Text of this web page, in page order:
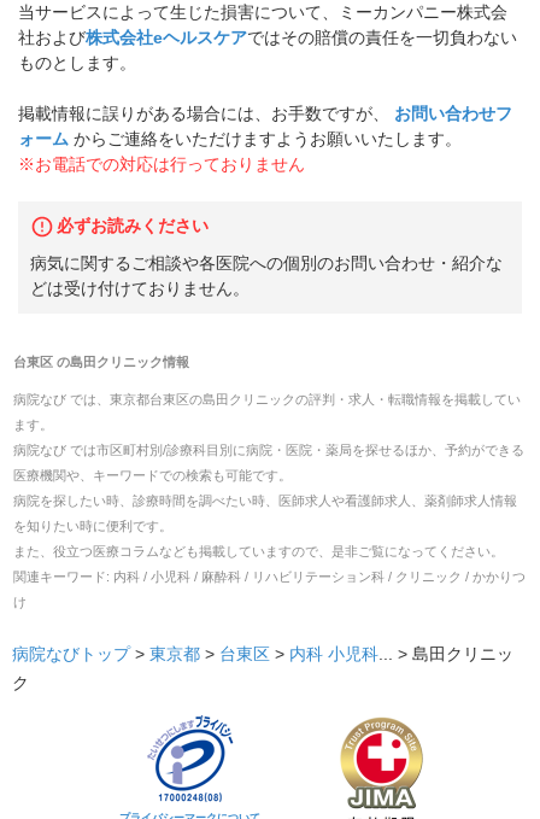
当サービスによって生じた損害について、ミーカンパニー株式会
社および株式会社eヘルスケアではその賠償の責任を一切負わない
ものとします。
掲載情報に誤りがある場合には、お手数ですが、
お問い合わせフ
ォーム からご連絡をいただけますようお願いいたします。
※お電話での対応は行っておりません
必ずお読みください
病気に関するご相談や各医院への個別のお問い合わせ・紹介な
どは受け付けておりません。
台東区の島田クリニック情報
病院なび では、 東京都台東区の島田クリニックの評判・求人・転職情報を掲載してい
ます。
病院なび では市区町村別/診療科目別に病院・医院・薬局を探せるほか、予約ができる
医療機関や、キーワードでの検索も可能です。
病院を探したい時、診療時間を調べたい時、医師求人や看護師求人、薬剤師求人情報
を知りたい時に便利です。
また、役立つ医療コラムなども掲載していますので、是非ご覧になってください。
関連キーワード: 内科 / 小児科 / 麻酔科 / リハビリテーション科 / クリニック / かかりつ
け
病院なびトップ > 東京都 > 台東区 > 内科 小児科... > 島田クリニッ
ク